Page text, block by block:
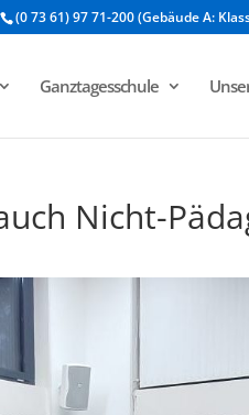
(0 73 61) 97 71-200 (Gebäude A:
Ganztagesschule
Nicht-